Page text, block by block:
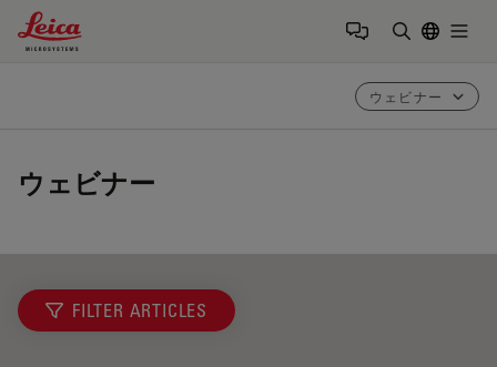
Leica Microsystems Logo
ウェビナー
ウェビナー
FILTER ARTICLES